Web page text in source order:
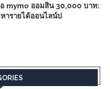
mymo ออมสิน 30,000 บาท:
ารายได้ออนไลน์ป